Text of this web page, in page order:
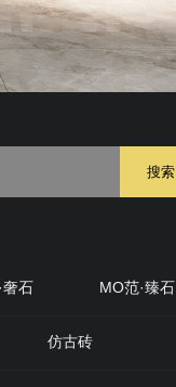
搜索
奢石 MO范·臻石
仿古砖